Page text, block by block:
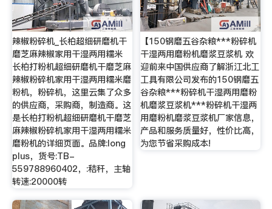
辣椒粉碎机_长柏超细研磨机干
磨芝麻辣椒家用干湿两用糯米
长柏打粉机超细研磨机干磨芝麻
辣椒粉碎机家用干湿两用糯米磨
粉机，粉碎机，这里云集了众多
的供应商，采购商，制造商。这
是长柏打粉机超细研磨机干磨芝
麻辣椒粉碎机家用干湿两用糯米
磨粉机的详细页面。品牌:long
plus，货号:TB-
559788960402，:秸秆，主轴
转速:20000转
【150钢磨五谷杂粮***粉碎机
干湿两用磨粉机磨浆豆浆机 欢
迎前来中国供应商了解浙江北工
工具有限公司发布的150钢磨五
谷杂粮***粉碎机干湿两用磨粉
机磨浆豆浆机***粉碎机干湿两
用磨粉机磨浆豆浆机厂家信息，
产品和服务质量好，性价比高，
为您节省采购成本!